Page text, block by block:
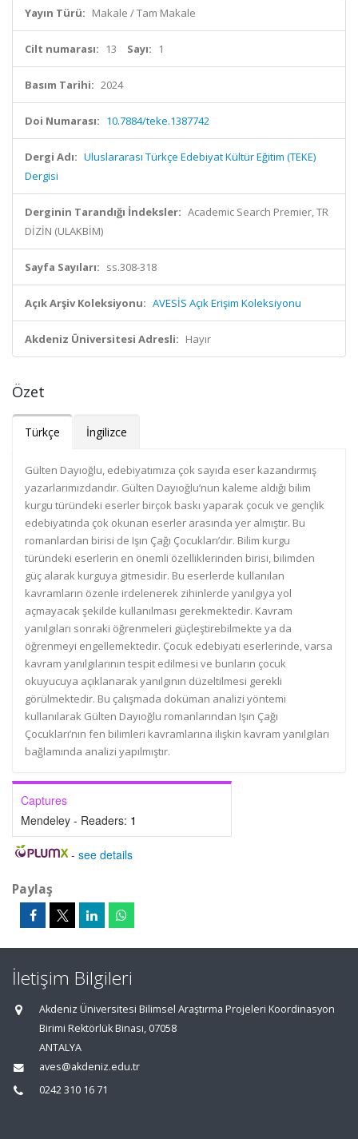
Yayın Türü: Makale / Tam Makale
Cilt numarası: 13 Sayı: 1
Basım Tarihi: 2024
Doi Numarası: 10.7884/teke.1387742
Dergi Adı: Uluslararası Türkçe Edebiyat Kültür Eğitim (TEKE)
Dergisi
Derginin Tarandığı İndeksler: Academic Search Premier, TR
DİZİN (ULAKBİM)
Sayfa Sayıları: ss.308-318
Açık Arşiv Koleksiyonu: AVESİS Açık Erişim Koleksiyonu
Akdeniz Üniversitesi Adresli: Hayır
Özet
Türkçe İngilizce
Gülten Dayıoğlu, edebiyatımıza çok sayıda eser kazandırmış
yazarlarımızdandır. Gülten Dayıoğlu’nun kaleme aldığı bilim
kurgu türündeki eserler birçok baskı yaparak çocuk ve gençlik
edebiyatında çok okunan eserler arasında yer almıştır. Bu
romanlardan birisi de Işın Çağı Çocukları’dır. Bilim kurgu
türündeki eserlerin en önemli özelliklerinden birisi, bilimden
güç alarak kurguya gitmesidir. Bu eserlerde kullanılan
kavramların özenle irdelenerek zihinlerde yanılgıya yol
açmayacak şekilde kullanılması gerekmektedir. Kavram
yanılgıları sonraki öğrenmeleri güçleştirebilmekte ya da
öğrenmeyi engellemektedir. Çocuk edebiyatı eserlerinde, varsa
kavram yanılgılarının tespit edilmesi ve bunların çocuk
okuyucuya açıklanarak yanılgının düzeltilmesi gerekli
görülmektedir. Bu çalışmada doküman analizi yöntemi
kullanılarak Gülten Dayıoğlu romanlarından Işın Çağı
Çocukları’nın fen bilimleri kavramlarına ilişkin kavram yanılgıları
bağlamında analizi yapılmıştır.
Captures
Mendeley - Readers: 1
- see details
Paylaş
İletişim Bilgileri
Akdeniz Üniversitesi Bilimsel Araştırma Projeleri Koordinasyon
Birimi Rektörlük Binası, 07058
ANTALYA
aves@akdeniz.edu.tr
0242 310 16 71